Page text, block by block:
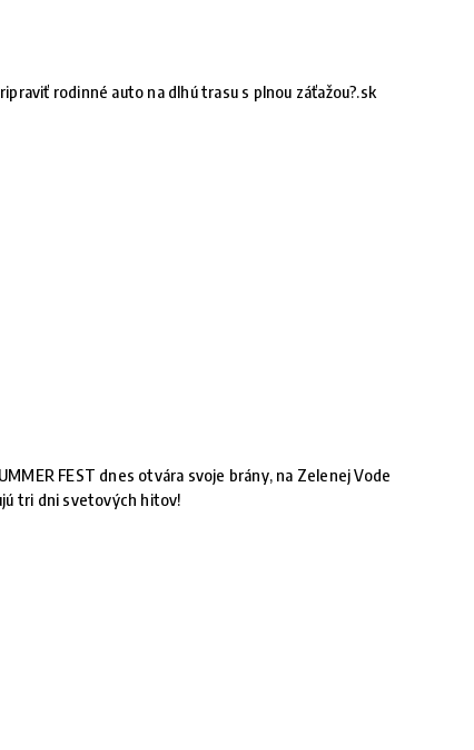
rodinné auto na dlhú trasu s plnou záťažou?.sk
FEST dnes otvára svoje brány, na Zelenej Vode
tri dni svetových hitov!